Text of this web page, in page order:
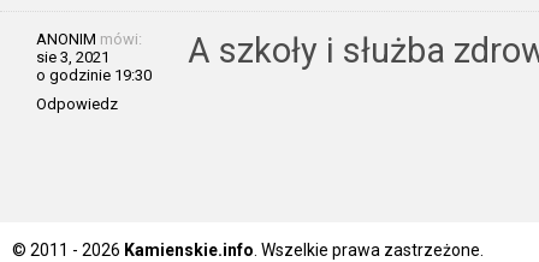
ANONIM mówi:
sie 3, 2021
o godzinie 19:30
Odpowiedz
A szkoły i służba
© 2011 - 2026 Kamienskie.info. Wszelkie prawa zastrzeżone.